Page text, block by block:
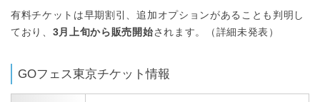
有料チケットは早期割引、追加オプションがあることも判明し
ており、 3月上旬から販売開始 されます。（詳細未発表）
GOフェス東京チケット情報